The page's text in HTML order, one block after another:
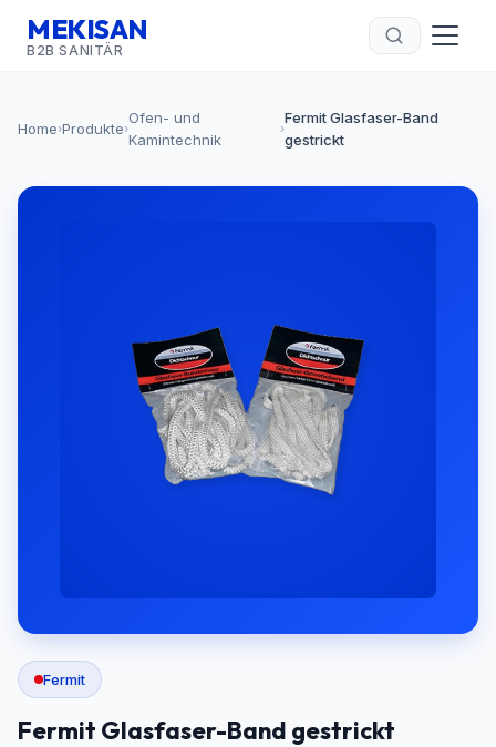
MEKISAN
B2B SANITÄR
Home›Produkte›
Ofen- und
Kamintechnik
›
Fermit Glasfaser-Band
gestrickt
Fermit
Fermit Glasfaser-Band gestrickt